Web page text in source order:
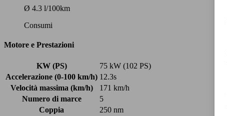
Ø 4.3 l/100km
Consumi
Motore e Prestazioni
KW (PS)
75 kW (102 PS)
Accelerazione (0-100 km/h) 12.3s
Velocità massima (km/h)
171 km/h
Numero di marce
5
Coppia
250 nm